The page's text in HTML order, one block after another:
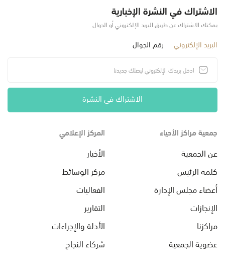
الاشتراك في النشرة الإخبارية
يمكنك الاشتراك عن طريق البريد الإلكتروني أو الجوال
البريد الإلكتروني رقم الجوال
الاشتراك في النشرة
جمعية مراكز الأحياء
عن الجمعية
كلمة الرئيس
أعضاء مجلس الإدارة
الإنجازات
مراكزنا
عضوية الجمعية
المركز الإعلامي
الأخبار
مركز الوسائط
الفعاليات
التقارير
الأدلة والإجراءات
شركاء النجاح